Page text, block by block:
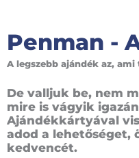
Penman -
A legszebb ajándék az,
De valljuk be, nem
mire is vágyik
Ajándékkártyával
adod a lehetőséget,
kedvencét.